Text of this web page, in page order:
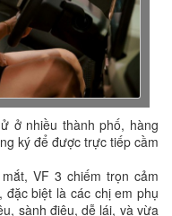
ở nhiều thành phố, hàng
ký để được trực tiếp cầm
VF 3 chiếm trọn cảm
biệt là các chị em phụ
sành điệu, dễ lái, và vừa